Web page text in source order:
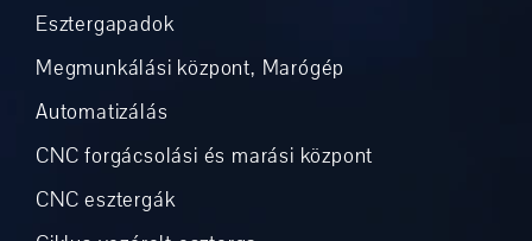
Esztergapadok
Megmunkálási központ, Marógép
Automatizálás
CNC forgácsolási és marási központ
CNC esztergák